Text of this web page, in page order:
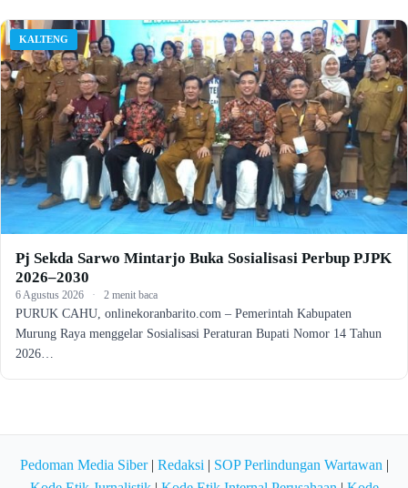
KALTENG
Pj Sekda Sarwo Mintarjo Buka Sosialisasi Perbup PJPK
2026–2030
6 Agustus 2026 · 2 menit baca
PURUK CAHU, onlinekoranbarito.com – Pemerintah Kabupaten
Murung Raya menggelar Sosialisasi Peraturan Bupati Nomor 14 Tahun
2026…
Pedoman Media Siber| Redaksi | SOP Perlindungan Wartawan |